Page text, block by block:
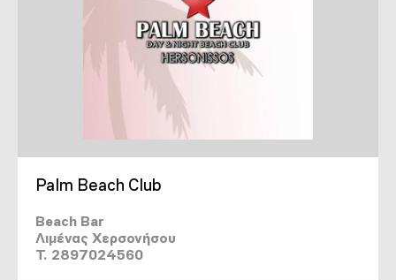
Palm Beach Club
Beach Bar
Λιμένας Χερσονήσου
T. 2897024560